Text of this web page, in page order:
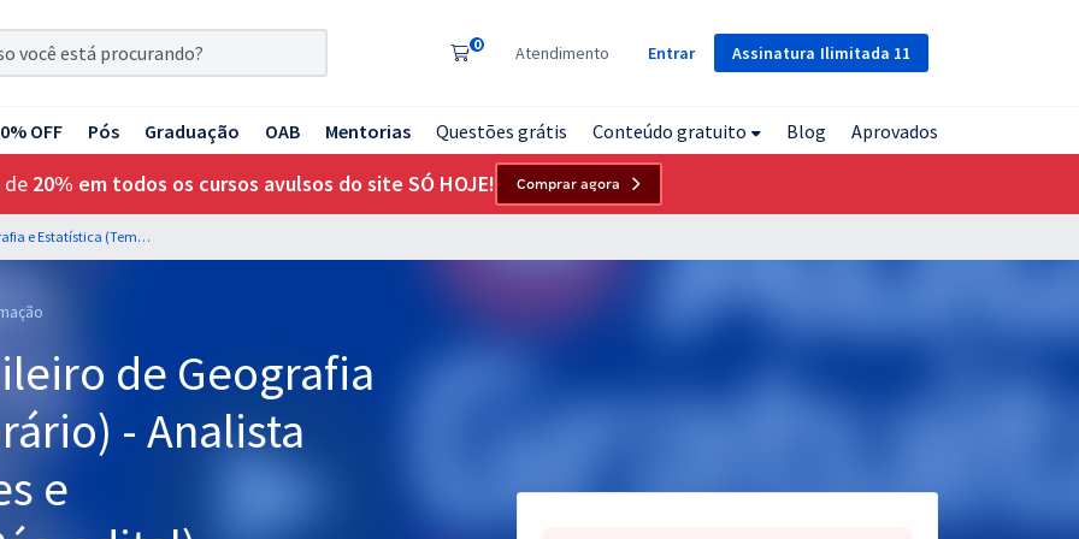
Assinatura Ilimitada 11
0 Atendimento Entrar
OFF Pós Graduação OAB Mentorias Questões grátis Conteúdo gratuito Blog Aprovados
de 20% em todos os cursos avulsos do site SÓ HOJE! Comprar agora
IBGE - Instituto Brasileiro de Geografia e Estatística (Temporário) - Analista Censitário (AC) Redes e Telecomunicação (Pós-edital)
de Geografia
- Analista
e